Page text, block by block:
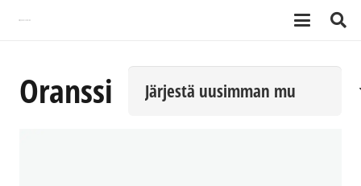
Oranssi